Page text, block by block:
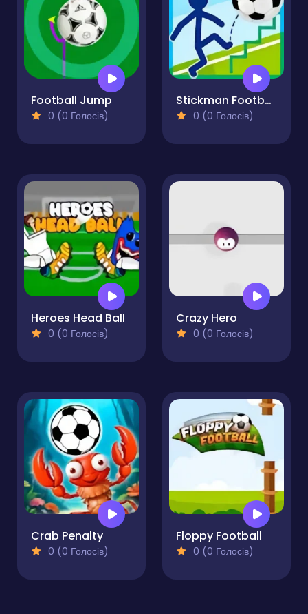
Football Jump
0 (0 Голосів)
Stickman Football
0 (0 Голосів)
Heroes Head Ball
0 (0 Голосів)
Crazy Hero
0 (0 Голосів)
Crab Penalty
0 (0 Голосів)
Floppy Football
0 (0 Голосів)